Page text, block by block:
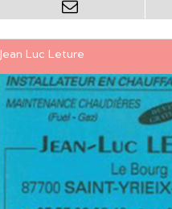
Jean Luc Leture